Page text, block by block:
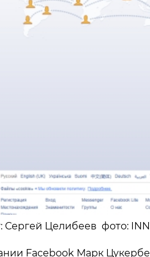
Сергей Целибеев фото:
Facebook Марк